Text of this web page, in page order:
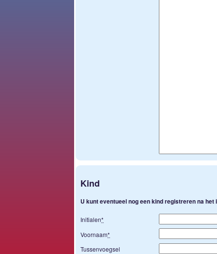
Kind
U kunt eventueel nog een kind registreren na
Initialen*
Voornaam*
Tussenvoegsel